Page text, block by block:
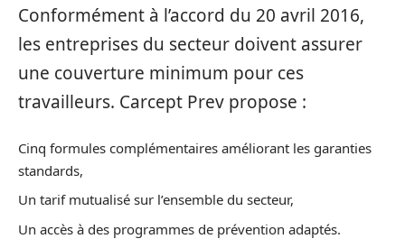
Conformément à l’accord du 20 avril 2016,
les entreprises du secteur doivent assurer
une couverture minimum pour ces
travailleurs. Carcept Prev propose :
Cinq formules complémentaires améliorant les garanties
standards,
Un tarif mutualisé sur l’ensemble du secteur,
Un accès à des programmes de prévention adaptés.